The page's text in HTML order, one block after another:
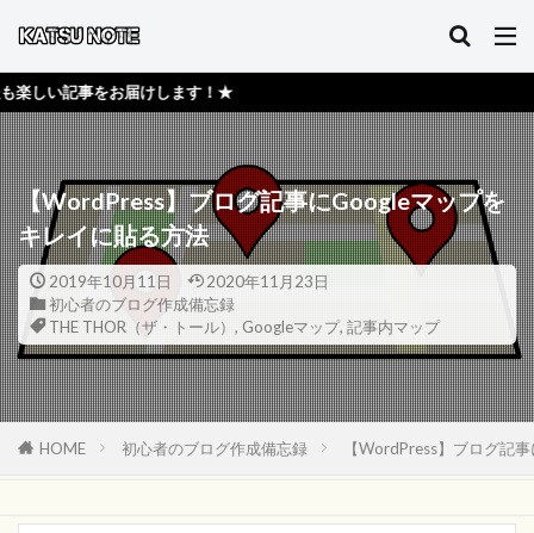
します！★
【WordPress】ブログ記事にGoogleマップを
キレイに貼る方法
2019年10月11日
2020年11月23日
初心者のブログ作成備忘録
THE THOR（ザ・トール） , Googleマップ, 記事内マップ
HOME 初心者のブログ作成備忘録 【WordPress】ブログ記